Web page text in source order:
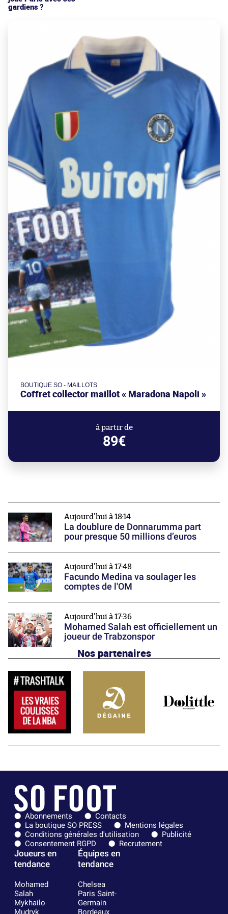
gardiens ?
BOUTIQUE SO - MAILLOTS
Coffret collector maillot « Maradona Napoli »
à partir de
89€
Aujourd'hui à 18:14
La doublure de Donnarumma part
pour presque 50 millions d’euros
Aujourd'hui à 17:48
Facundo Medina va soulager les
comptes de l'OM
Aujourd'hui à 17:36
Mohamed Salah est officiellement un
joueur de Trabzonspor
Nos partenaires
Abonnements
Contacts
La boutique SO PRESS
Mentions légales
Conditions générales d'utilisation
Publicité
Consentement RGPD
Recrutement
Joueurs en
tendance
Mohamed
Salah
Mykhailo
Mudryk
Équipes en
tendance
Chelsea
Paris Saint-
Germain
Bordeaux